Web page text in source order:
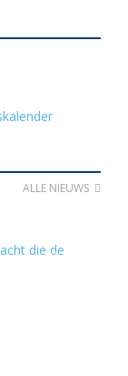
386
ALLE NIEUWS